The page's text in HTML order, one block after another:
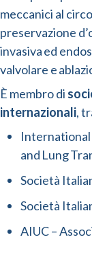
meccanici al
preservazione
invasiva ed
valvolare e
È membro di
internazionali,
and Lung
Società
Società
AIUC –